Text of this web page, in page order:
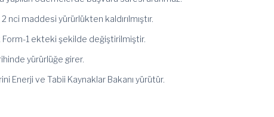
nci maddesi yürürlükten kaldırılmıştır.
Form-1 ekteki şekilde değiştirilmiştir.
yürürlüğe girer.
Enerji ve Tabii Kaynaklar Bakanı yürütür.